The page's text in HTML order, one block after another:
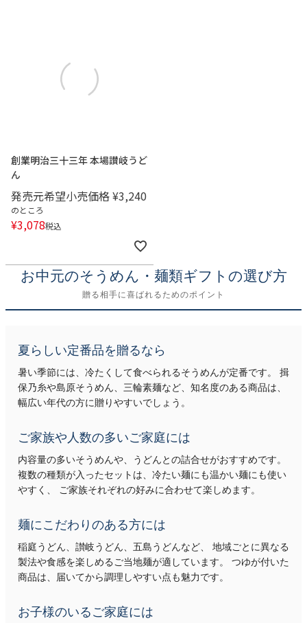
創業明治三十三年 本場讃岐うど
ん
発売元希望小売価格¥3,240
のところ
¥3,078税込
お中元のそうめん・麺類ギフトの選び方
贈る相手に喜ばれるためのポイント
夏らしい定番品を贈るなら
暑い季節には、冷たくして食べられるそうめんが定番です。 揖
保乃糸や島原そうめん、三輪素麺など、知名度のある商品は、
幅広い年代の方に贈りやすいでしょう。
ご家族や人数の多いご家庭には
内容量の多いそうめんや、うどんとの詰合せがおすすめです。
複数の種類が入ったセットは、冷たい麺にも温かい麺にも使い
やすく、 ご家族それぞれの好みに合わせて楽しめます。
麺にこだわりのある方には
稲庭うどん、讃岐うどん、五島うどんなど、 地域ごとに異なる
製法や食感を楽しめるご当地麺が適しています。 つゆが付いた
商品は、届いてから調理しやすい点も魅力です。
お子様のいるご家庭には